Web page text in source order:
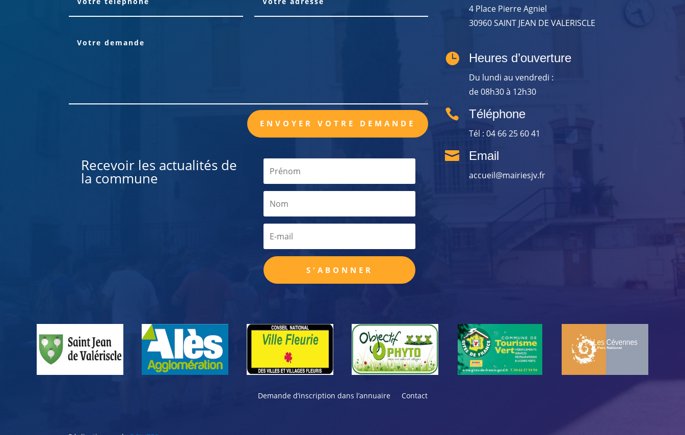
ENVOYER VOTRE DEMANDE
Recevoir les actualités de
la commune
S'ABONNER
4 Place Pierre Agniel
30960 SAINT JEAN DE VALERISCLE
 Heures d’ouverture
Du lundi au vendredi :
de 08h30 à 12h30
 Téléphone
Tél : 04 66 25 60 41
 Email
accueil@mairiesjv.fr
Demande d’inscription dans l’annuaire Contact